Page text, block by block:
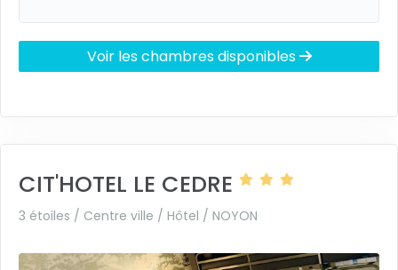
Voir les chambres disponibles
CIT'HOTEL LE CEDRE
3 étoiles / Centre ville / Hôtel / NOYON